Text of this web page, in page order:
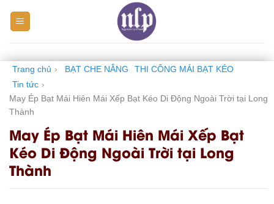
Trang chủ › BẠT CHE NẮNG
THI CÔNG MÁI BẠT KÉO
Tin tức ›
May Ép Bạt Mái Hiên Mái Xếp Bạt Kéo Di Động Ngoài Trời tại Long
Thành
May Ép Bạt Mái Hiên Mái Xếp Bạt
Kéo Di Động Ngoài Trời tại Long
Thành